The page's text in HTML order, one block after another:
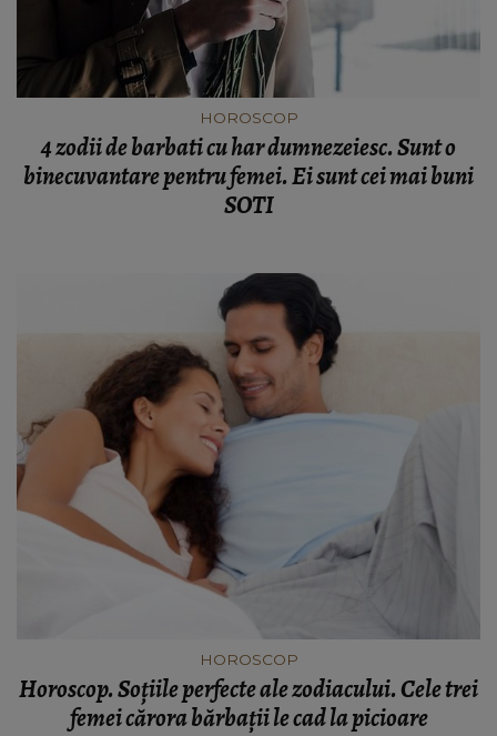
HOROSCOP
4 zodii de barbati cu har dumnezeiesc. Sunt o
binecuvantare pentru femei. Ei sunt cei mai buni
SOTI
HOROSCOP
Horoscop. Soțiile perfecte ale zodiacului. Cele trei
femei cărora bărbații le cad la picioare